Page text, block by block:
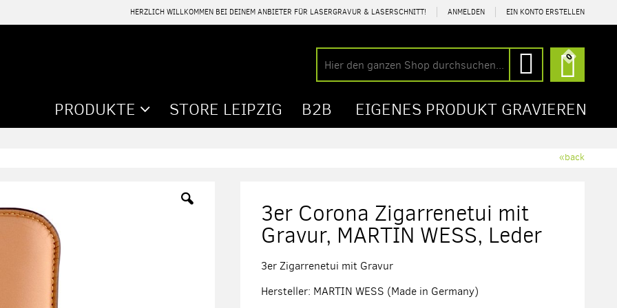
HERZLICH WILLKOMMEN BEI DEINEM ANBIETER FÜR LASERGRAVUR & LASERSCHNITT! ANMELDEN EIN KONTO ERSTELLEN
0
Suche
PRODUKTE STORE LEIPZIG B2B EIGENES PRODUKT GRAVIEREN
3er Corona Zigarrenetui mit
Gravur, MARTIN WESS, Leder
3er Zigarrenetui mit Gravur
Hersteller: MARTIN WESS (Made in Germany)
«back